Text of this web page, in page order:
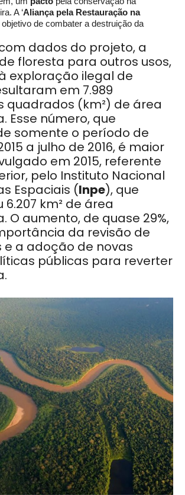
A ‘Aliança pela Restauração na
objetivo de combater a destruição da
dados do projeto, a
floresta para outros usos,
exploração ilegal de
em 7.989
quadrados (km²) de área
Esse número, que
somente o período de
a julho de 2016, é maior
em 2015, referente
pelo Instituto Nacional
Espaciais (Inpe), que
km² de área
O aumento, de quase 29%,
da revisão de
a adoção de novas
públicas para reverter